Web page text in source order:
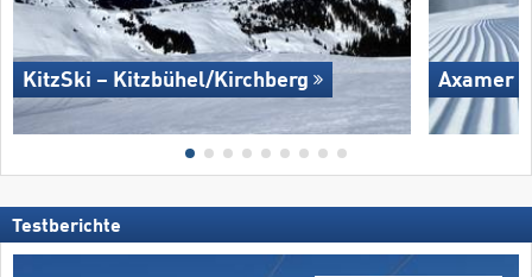
KitzSki – Kitzbühel/​Kirchberg Axamer
Testberichte